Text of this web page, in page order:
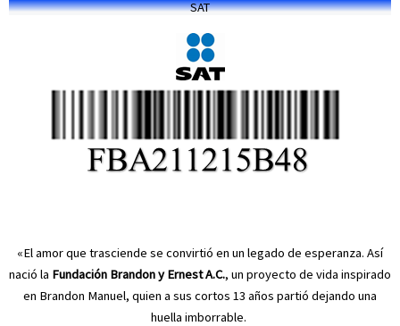
SAT
«El amor que trasciende se convirtió en un legado de esperanza. Así
nació la Fundación Brandon y Ernest A.C., un proyecto de vida inspirado
en Brandon Manuel, quien a sus cortos 13 años partió dejando una
huella imborrable.